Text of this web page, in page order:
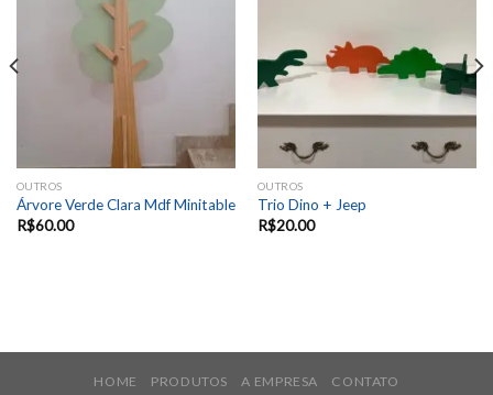
OUTROS
Árvore Verde Clara Mdf Minitable
R$60.00
OUTROS
Trio Dino + Jeep
R$20.00
HOME PRODUTOS A EMPRESA CONTATO